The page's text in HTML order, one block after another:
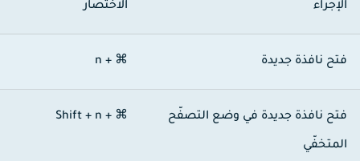
الاختصار
نافذة جديدة ⌘ + n
نافذة جديدة في وضع التصفّح ⌘ + Shift + n